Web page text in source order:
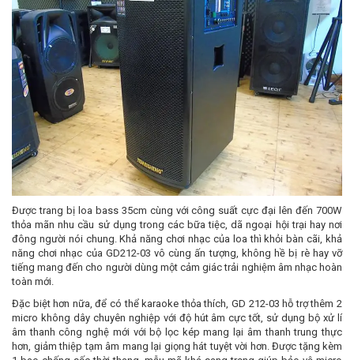
Được trang bị loa bass 35cm cùng với công suất cực đại lên đến 700W
thỏa mãn nhu cầu sử dụng trong các bữa tiệc, dã ngoại hội trại hay nơi
đông người nói chung. Khả năng chơi nhạc của loa thì khỏi bàn cãi, khả
năng chơi nhạc của GD212-03 vô cùng ấn tượng, không hề bị rè hay vỡ
tiếng mang đến cho người dùng một cảm giác trải nghiệm âm nhạc hoàn
toàn mới.
Đặc biệt hơn nữa, để có thể karaoke thỏa thích, GD 212-03 hỗ trợ thêm 2
micro không dây chuyên nghiệp với độ hút âm cực tốt, sử dụng bộ xử lí
âm thanh công nghệ mới với bộ lọc kép mang lại âm thanh trung thực
hơn, giảm thiệp tạm âm mang lại giọng hát tuyệt vời hơn. Được tặng kèm